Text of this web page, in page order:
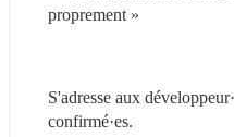
proprement »
S'adresse aux
confirmé·es.